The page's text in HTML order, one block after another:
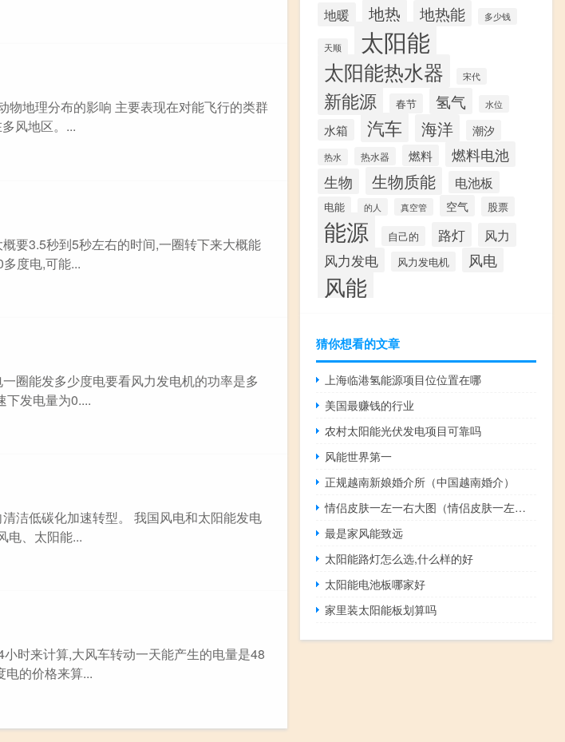
物地理分布的影响 主要表现在对能飞行的类群
风地区。...
要3.5秒到5秒左右的时间,一圈转下来大概能
度电,可能...
圈能发多少度电要看风力发电机的功率是多
下发电量为0....
洁低碳化加速转型。 我国风电和太阳能发电
电、太阳能...
时来计算,大风车转动一天能产生的电量是48
的价格来算...
地暖 地热 地热能 多少钱
天顺 太阳能
太阳能热水器 宋代
新能源 春节 氢气 水位
水箱 汽车 海洋 潮汐
热水 热水器 燃料
燃料电池
生物
生物质能 电池板
电能 的人 真空管 空气 股票
能源 自己的 路灯 风力
风力发电 风力发电机 风电
风能
猜你想看的文章
上海临港氢能源项目位位置在哪
美国最赚钱的行业
农村太阳能光伏发电项目可靠吗
风能世界第一
正规越南新娘婚介所（中国越南婚介）
情侣皮肤一左一右大图（情侣皮肤一左一右两张）
最是家风能致远
太阳能路灯怎么选,什么样的好
太阳能电池板哪家好
家里装太阳能板划算吗